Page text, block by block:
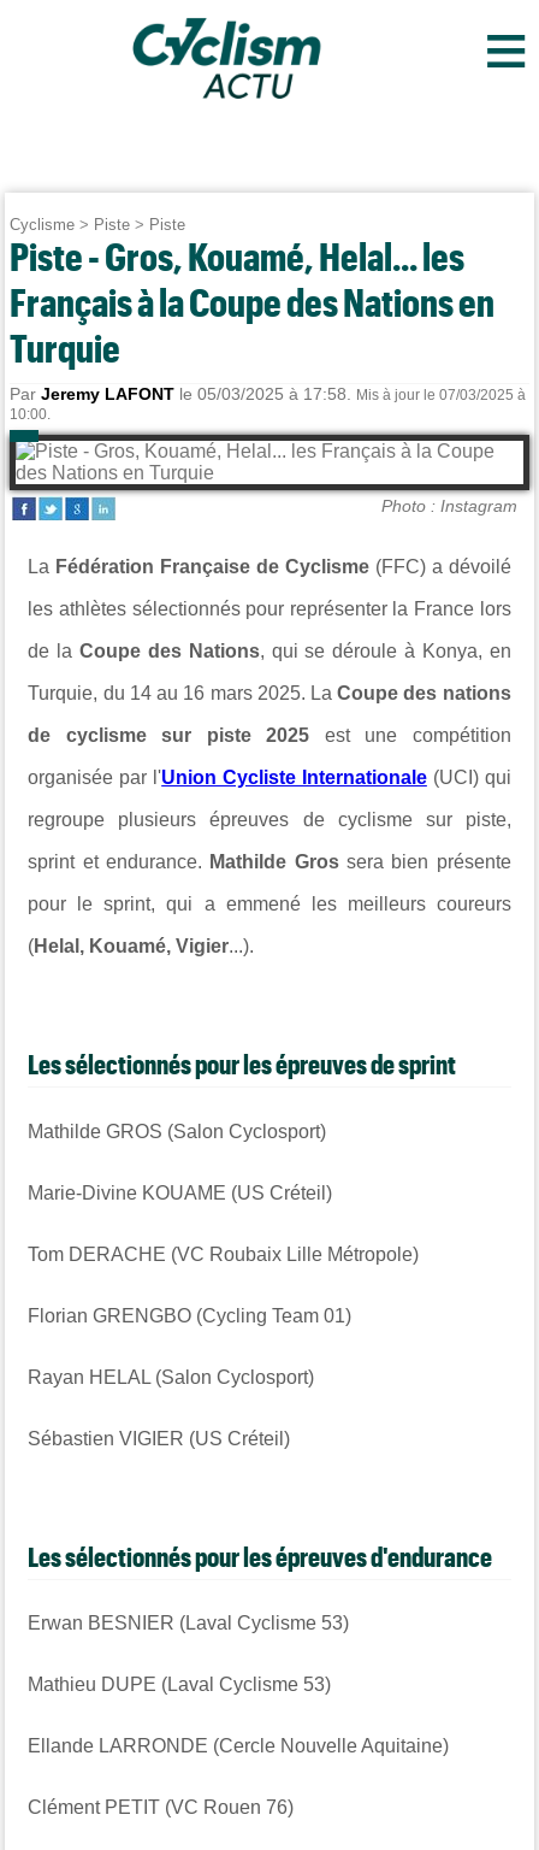
≡
Cyclisme > Piste > Piste
Piste - Gros, Kouamé, Helal... les
Français à la Coupe des Nations en
Turquie
ParJeremy LAFONT le 05/03/2025 à 17:58.
Mis à jour le 07/03/2025 à
10:00.
Photo : Instagram
La Fédération Française de Cyclisme(FFC) a dévoilé
les athlètes sélectionnés pour représenter la France lors
de la Coupe des Nations, qui se déroule à Konya, en
Turquie, du 14 au 16 mars 2025. LaCoupe des nations
de cyclisme sur piste 2025 est une compétition
organisée par l'Union Cycliste Internationale(UCI) qui
regroupe plusieurs épreuves de cyclisme sur piste,
sprint et endurance. Mathilde Grossera bien présente
pour le sprint, qui a emmené les meilleurs coureurs
(Helal, Kouamé, Vigier...).
Les sélectionnés pour les épreuves de sprint
Mathilde GROS (Salon Cyclosport)
Marie-Divine KOUAME (US Créteil)
Tom DERACHE (VC Roubaix Lille Métropole)
Florian GRENGBO (Cycling Team 01)
Rayan HELAL (Salon Cyclosport)
Sébastien VIGIER (US Créteil)
Les sélectionnés pour les épreuves d'endurance
Erwan BESNIER (Laval Cyclisme 53)
Mathieu DUPE (Laval Cyclisme 53)
Ellande LARRONDE (Cercle Nouvelle Aquitaine)
Clément PETIT (VC Rouen 76)